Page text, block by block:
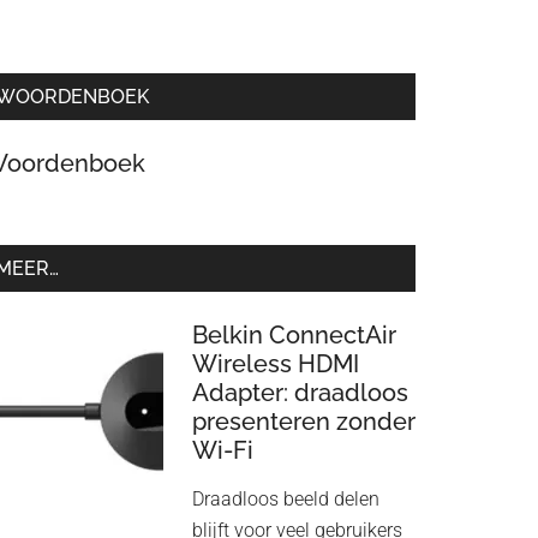
Belkin ConnectAir
Wireless HDMI
Adapter: draadloos
presenteren zonder
Wi-Fi
Draadloos beeld delen
blijft voor veel gebruikers